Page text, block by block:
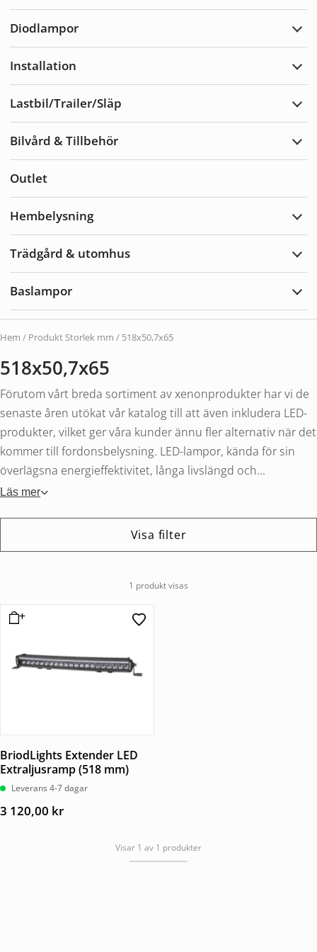
Diodlampor
Installation
Lastbil/Trailer/Släp
Bilvård & Tillbehör
Outlet
Hembelysning
Trädgård & utomhus
Baslampor
Hem / Produkt Storlek mm / 518x50,7x65
518x50,7x65
Förutom vårt breda sortiment av xenonprodukter har vi de
senaste åren utökat vår katalog till att även inkludera LED-
produkter, vilket ger våra kunder ännu fler alternativ när det
kommer till fordonsbelysning. LED-lampor, kända för sin
överlägsna energieffektivitet, långa livslängd och...
Läs mer
Visa filter
1 produkt visas
BriodLights Extender LED
Extraljusramp (518 mm)
Leverans 4-7 dagar
3 120,00 kr
Visar 1 av 1 produkter